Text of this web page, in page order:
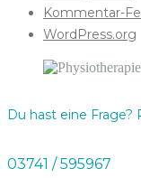
Kommentar-
WordPress.org
Du hast eine Frage?
03741 / 595967